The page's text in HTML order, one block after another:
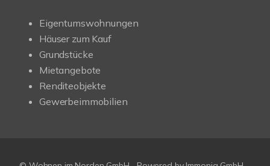
Eigentumswohnungen
Häuser zum Kauf
Grundstücke
Mietangebote
Renditeobjekte
Gewerbeimmobilien